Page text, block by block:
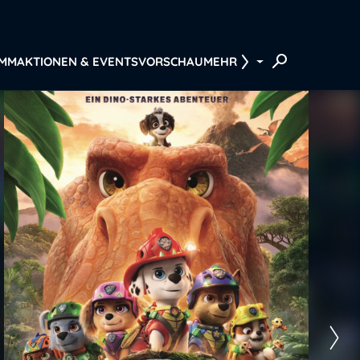
AKTIONEN & EVENTSVORSCHAUMEHR